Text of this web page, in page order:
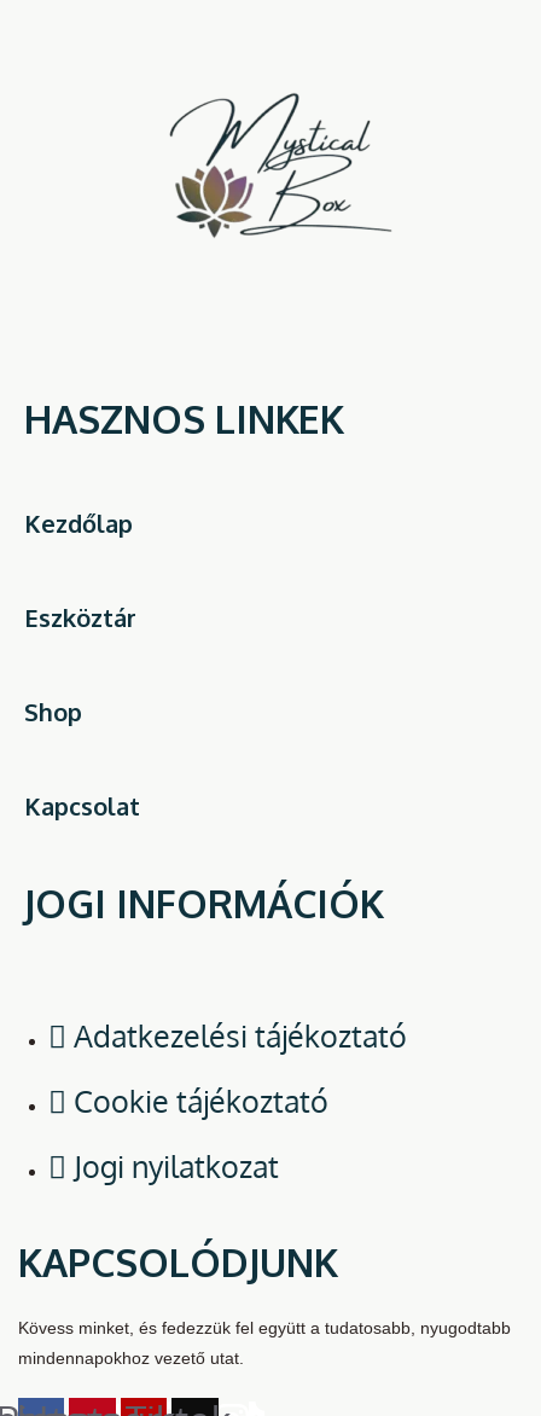
HASZNOS LINKEK
Kezdőlap
Eszköztár
Shop
Kapcsolat
JOGI INFORMÁCIÓK
Adatkezelési tájékoztató
Cookie tájékoztató
Jogi nyilatkozat
KAPCSOLÓDJUNK
Kövess minket, és fedezzük fel együtt a tudatosabb, nyugodtabb
mindennapokhoz vezető utat.